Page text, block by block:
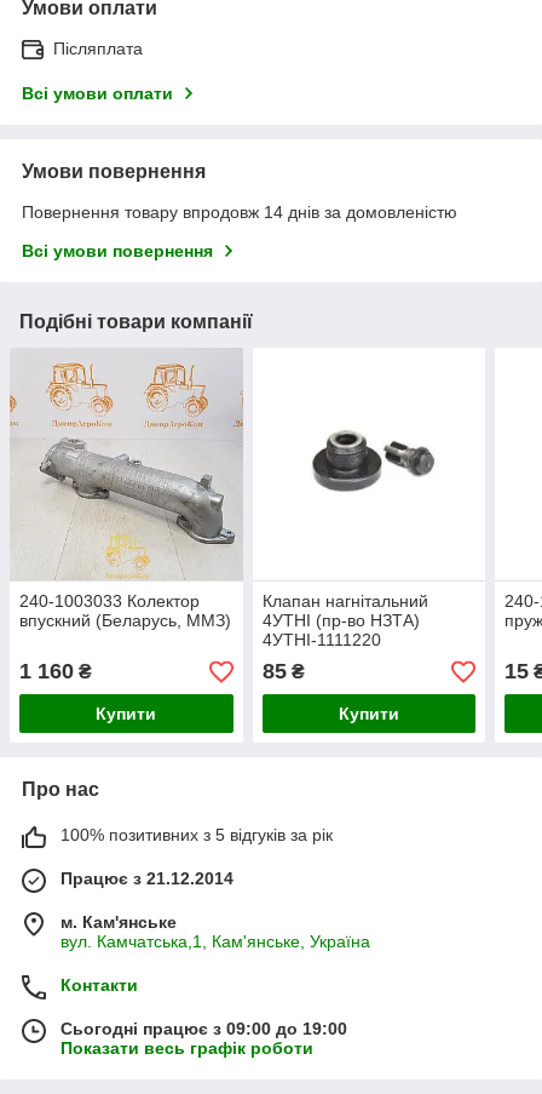
Умови оплати
Післяплата
Всі умови оплати
Умови повернення
Повернення товару впродовж 14 днів за домовленістю
Всі умови повернення
Подібні товари компанії
240-1003033 Колектор
впускний (Беларусь, ММЗ)
1 160 ₴
Купити
Клапан нагнітальний
4УТНІ (пр-во НЗТА)
4УТНІ-1111220
85₴
Купити
15
Про нас
100% позитивних з 5 відгуків за рік
Працює з 21.12.2014
м. Кам'янське
вул. Камчатська,1, Кам'янське, Україна
Контакти
Сьогодні працює з 09:00 до 19:00
Показати весь графік роботи